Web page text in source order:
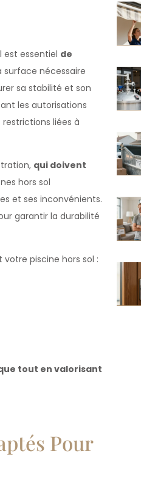
est essentiel de
surface nécessaire
sa stabilité et son
les autorisations
liées à
qui doivent
hors sol
et ses inconvénients.
garantir la durabilité
piscine hors sol :
tout en valorisant
Pour